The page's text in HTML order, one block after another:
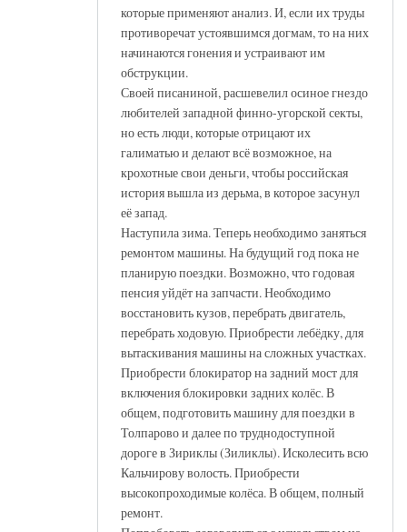
которые применяют анализ. И, если их труды
противоречат устоявшимся догмам, то на них
начинаются гонения и устраивают им
обструкции.
Своей писаниной, расшевелил осиное гнездо
любителей западной финно-угорской секты,
но есть люди, которые отрицают их
галиматью и делают всё возможное, на
крохотные свои деньги, чтобы российская
история вышла из дерьма, в которое засунул
её запад.
Наступила зима. Теперь необходимо заняться
ремонтом машины. На будущий год пока не
планирую поездки. Возможно, что годовая
пенсия уйдёт на запчасти. Необходимо
восстановить кузов, перебрать двигатель,
перебрать ходовую. Приобрести лебёдку, для
вытаскивания машины на сложных участках.
Приобрести блокиратор на задний мост для
включения блокировки задних колёс. В
общем, подготовить машину для поездки в
Толпарово и далее по труднодоступной
дороге в Зириклы (Зиликлы). Исколесить всю
Кальчирову волость. Приобрести
высокопроходимые колёса. В общем, полный
ремонт.